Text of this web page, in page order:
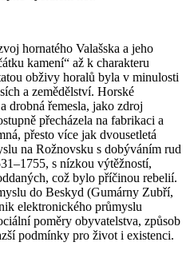
hornatého Valašska a jeho
kamení“ až k charakteru
obživy horalů byla v minulosti
a zemědělství. Horské
drobná řemesla, jako zdroj
přecházela na fabrikaci a
přesto více jak dvousetletá
na Rožnovsku s dobýváním rud
s nízkou výtěžností,
což bylo příčinou rebelií.
do Beskyd (Gumárny Zubří,
elektronického průmyslu
poměry obyvatelstva, způsob
podmínky pro život i existenci.